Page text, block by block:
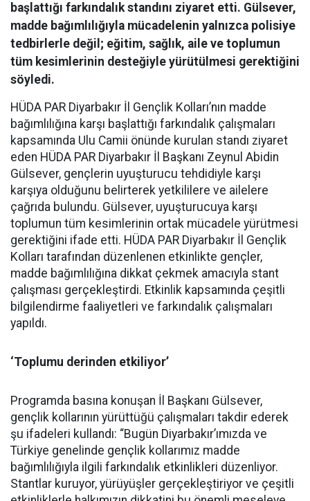
başlattığı farkındalık standını ziyaret etti. Gülsever,
madde bağımlılığıyla mücadelenin yalnızca polisiye
tedbirlerle değil; eğitim, sağlık, aile ve toplumun
tüm kesimlerinin desteğiyle yürütülmesi gerektiğini
söyledi.
HÜDA PAR Diyarbakır İl Gençlik Kolları’nın madde
bağımlılığına karşı başlattığı farkındalık çalışmaları
kapsamında Ulu Camii önünde kurulan standı ziyaret
eden HÜDA PAR Diyarbakır İl Başkanı Zeynul Abidin
Gülsever, gençlerin uyuşturucu tehdidiyle karşı
karşıya olduğunu belirterek yetkililere ve ailelere
çağrıda bulundu. Gülsever, uyuşturucuya karşı
toplumun tüm kesimlerinin ortak mücadele yürütmesi
gerektiğini ifade etti. HÜDA PAR Diyarbakır İl Gençlik
Kolları tarafından düzenlenen etkinlikte gençler,
madde bağımlılığına dikkat çekmek amacıyla stant
çalışması gerçekleştirdi. Etkinlik kapsamında çeşitli
bilgilendirme faaliyetleri ve farkındalık çalışmaları
yapıldı.
‘Toplumu derinden etkiliyor’
Programda basına konuşan İl Başkanı Gülsever,
gençlik kollarının yürüttüğü çalışmaları takdir ederek
şu ifadeleri kullandı: “Bugün Diyarbakır’ımızda ve
Türkiye genelinde gençlik kollarımız madde
bağımlılığıyla ilgili farkındalık etkinlikleri düzenliyor.
Stantlar kuruyor, yürüyüşler gerçekleştiriyor ve çeşitli